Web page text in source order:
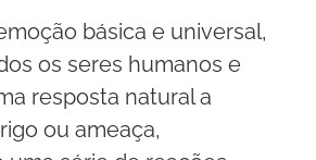
básica e universal,
os seres humanos e
resposta natural a
ou ameaça,